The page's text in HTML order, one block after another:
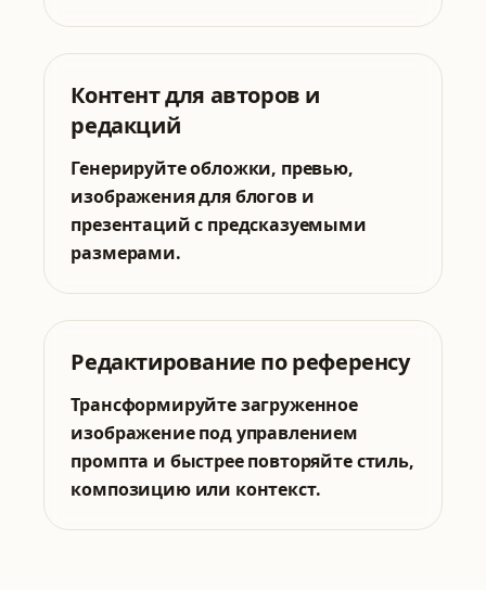
Контент для авторов и
редакций
Генерируйте обложки, превью,
изображения для блогов и
презентаций с предсказуемыми
размерами.
Редактирование по референсу
Трансформируйте загруженное
изображение под управлением
промпта и быстрее повторяйте стиль,
композицию или контекст.